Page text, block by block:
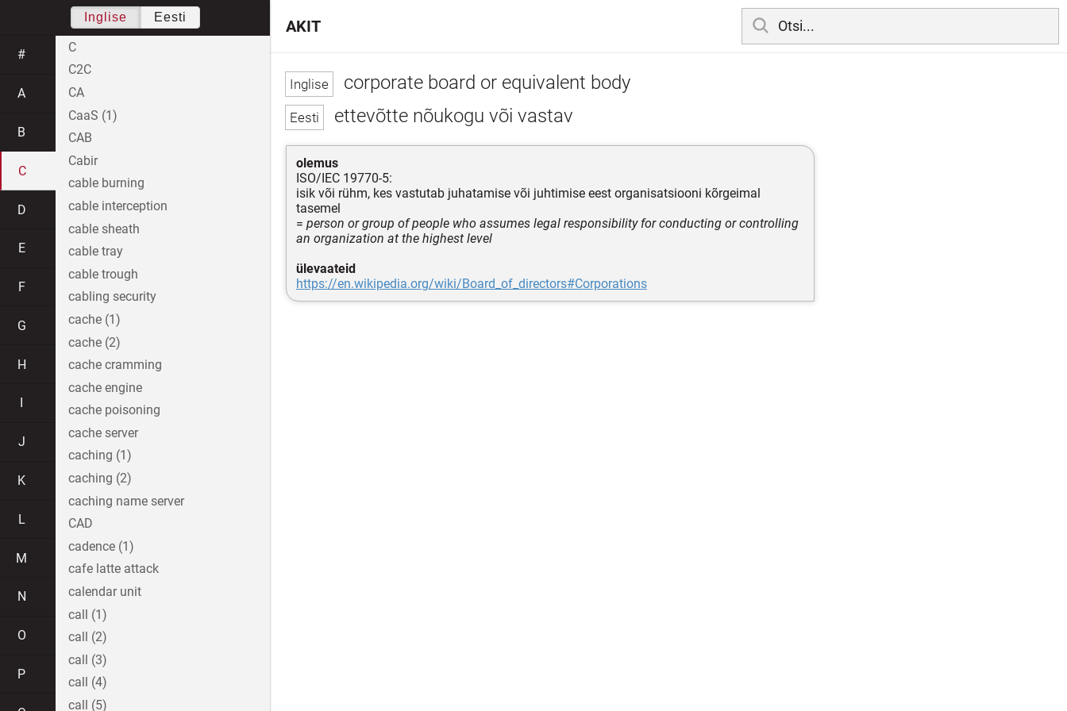
corporate board or equivalent body
ettevõtte nõukogu või vastav
olemus
ISO/IEC 19770-5:
isik või rühm, kes vastutab juhatamise või juhtimise eest organisatsiooni kõrgeimal
tasemel
= person or group of people who assumes legal responsibility for conducting or controlling
an organization at the highest level
ülevaateid
https://en.wikipedia.org/wiki/Board_of_directors#Corporations
AKIT
Inglise Eesti
#
A
B
C
D
E
F
G
H
J
K
L
M
N
O
P
C
C2C
CA
CaaS (1)
CAB
Cabir
cable burning
cable interception
cable sheath
cable tray
cable trough
cabling security
cache (1)
cache (2)
cache cramming
cache engine
cache poisoning
cache server
caching (1)
caching (2)
caching name server
CAD
cadence (1)
cafe latte attack
calendar unit
call (1)
call (2)
call (3)
call (4)
call (5)